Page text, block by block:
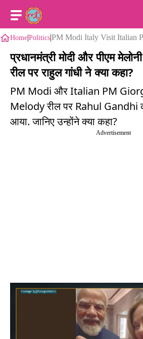
Home|Politics|PM Modi Italy Visit Italian
प्रधानमंत्री मोदी और पीएम मेलोनी
रील पर राहुल गांधी ने क्या कहा?
PM Modi और Italian PM
Melody रील पर Rahul Gandhi
आया. जानिए उन्होंने क्या कहा?
Advertisement